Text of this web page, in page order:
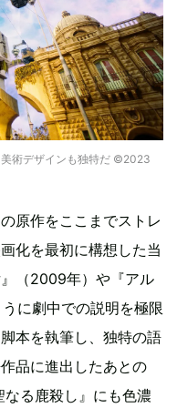
美術デザインも独特だ ©2023
原作をここまでストレ
化を最初に構想した当
（2009年）や『アル
に劇中での説明を極限
本を執筆し、独特の語
品に進出したあとの
なる鹿殺し』にも色濃